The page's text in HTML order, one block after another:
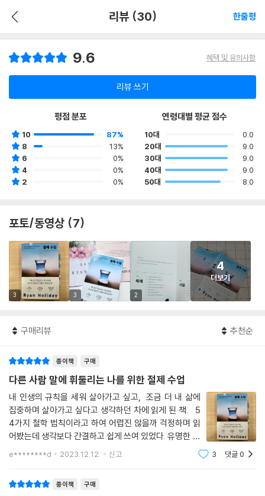
리뷰 (30) 한줄평
9.6 혜택 및 유의사항
리뷰 쓰기
평점 분포
10
87%
8
13%
6
0%
4
0%
2
0%
연령대별 평균 점수
10대
0.0
20대
9.0
30대
9.0
40대
9.0
50대
8.0
포토/동영상 (7)
3 3 2
4
더보기
구매리뷰 추천순
종이책 구매
다른 사람 말에 휘둘리는 나를 위한 절제 수업
내 인생의 규칙을 세워 살아가고 싶고, 조금 더 내 삶에
집중하며 살아가고 싶다고 생각하던 차에 읽게 된 책. 5
4가지 철학 법칙이라고 하여 어렵진 않을까 걱정하며 읽
어봤는데 생각보다 간결하고 쉽게 쓰여 있었다. 유명한 철
학자들의 명언이 많아 계속 밑줄을 그으며 읽게 된다. 이
e********d 2023.12.12. 신고 3 댓글0
종이책 구매